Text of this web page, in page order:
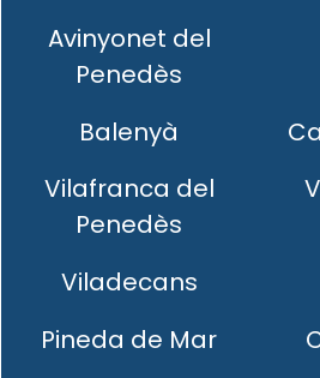
Avinyonet del
Penedès
Balenyà
Vilafranca del
Penedès
Viladecans
Pineda de Mar